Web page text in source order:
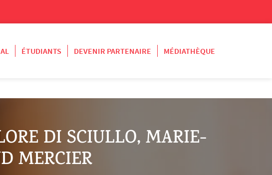
ÉTUDIANTS DEVENIR PARTENAIRE MÉDIATHÈQUE
DI SCIULLO, MARIE-
MERCIER